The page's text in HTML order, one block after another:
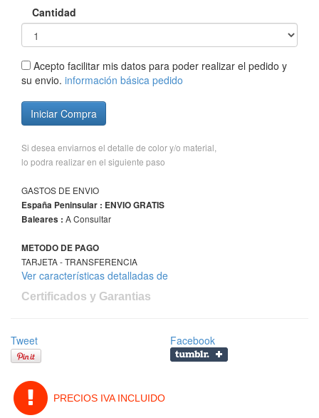
Cantidad
Acepto facilitar mis datos para poder realizar el pedido y
su envio. información básica pedido
Iniciar Compra
Si desea enviarnos el detalle de color y/o material,
lo podra realizar en el siguiente paso
GASTOS DE ENVIO
España Peninsular : ENVIO GRATIS
Baleares : A Consultar
METODO DE PAGO
TARJETA - TRANSFERENCIA
Ver características detalladas de
Certificados y Garantias
Tweet Facebook
PRECIOS IVA INCLUIDO